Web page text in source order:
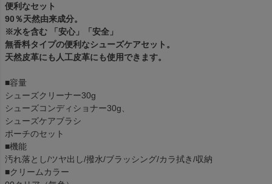
便利なセット
90％天然由来成分。
※水を含む 「安心」「安全」
無香料タイプの便利なシューズケアセット。
天然皮革にも人工皮革にも使用できます。
■容量
シューズクリーナー30g
シューズコンディショナー30g、
シューズケアブラシ
ポーチのセット
■機能
汚れ落とし/ツヤ出し/撥水/ブラッシング/カラ拭き/収納
■クリームカラー